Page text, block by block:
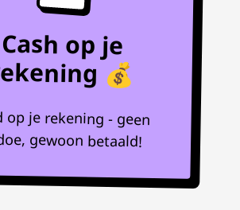
Cash op je
💰
op je rekening - geen
gewoon betaald!